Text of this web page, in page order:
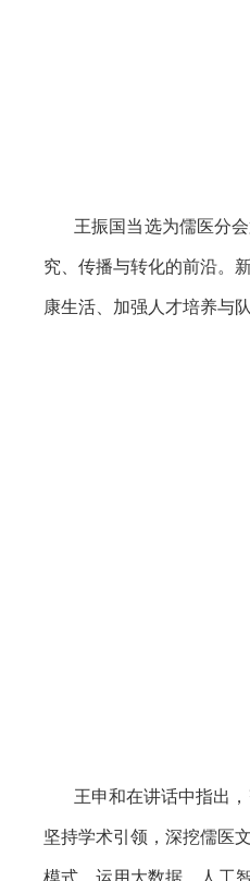
王振国当选为儒医分
究、传播与转化的前沿。
康生活、加强人才培养与
王申和在讲话中指出
坚持学术引领，深挖儒医
模式，运用大数据、人工